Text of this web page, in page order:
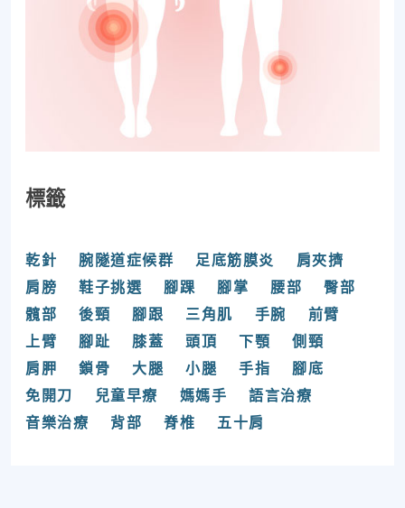
標籤
乾針 腕隧道症候群 足底筋膜炎
肩夾擠
肩膀
鞋子挑選 腳踝 腳掌 腰部
臀部
髖部
後頸 腳跟 三角肌 手腕
前臂
上臂
腳趾 膝蓋 頭頂 下顎
側頸
肩胛
鎖骨 大腿 小腿 手指
腳底
免開刀
兒童早療 媽媽手
語言治療
音樂治療
背部 脊椎 五十肩